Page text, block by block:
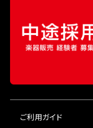
ご利用ガイド